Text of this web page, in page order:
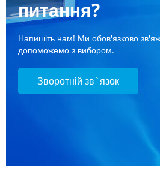
питання?
Напишіть нам! Ми обов'язково
допоможемо з вибором.
Зворотній зв`язок